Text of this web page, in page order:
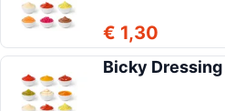
€ 1,30
Bicky Dressing